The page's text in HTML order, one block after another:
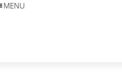
MENU